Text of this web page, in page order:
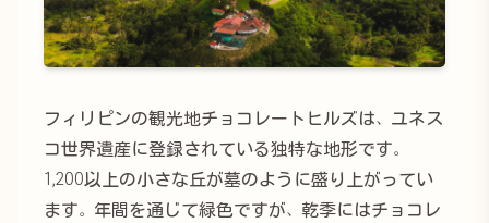
フィリピンの観光地チョコレートヒルズは、ユネス
コ世界遺産に登録されている独特な地形です。
1,200以上の小さな丘が墓のように盛り上がってい
ます。年間を通じて緑色ですが、乾季にはチョコレ